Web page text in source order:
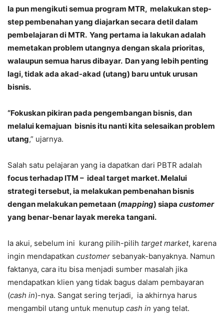
Ia pun mengikuti semua program MTR, melakukan step-
step pembenahan yang diajarkan secara detil dalam
pembelajaran di MTR. Yang pertama ia lakukan adalah
memetakan problem utangnya dengan skala prioritas,
walaupun semua harus dibayar. Dan yang lebih penting
lagi, tidak ada akad-akad (utang) baru untuk urusan
bisnis.
“Fokuskan pikiran pada pengembangan bisnis, dan
melalui kemajuan bisnis itu nanti kita selesaikan problem
utang,” ujarnya.
Salah satu pelajaran yang ia dapatkan dari PBTR adalah
focus terhadap ITM – ideal target market. Melalui
strategi tersebut, ia melakukan pembenahan bisnis
dengan melakukan pemetaan (mapping) siapa customer
yang benar-benar layak mereka tangani.
Ia akui, sebelum ini kurang pilih-pilih target market, karena
ingin mendapatkan customer sebanyak-banyaknya. Namun
faktanya, cara itu bisa menjadi sumber masalah jika
mendapatkan klien yang tidak bagus dalam pembayaran
(cash in)-nya. Sangat sering terjadi, ia akhirnya harus
mengambil utang untuk menutup cash in yang telat.